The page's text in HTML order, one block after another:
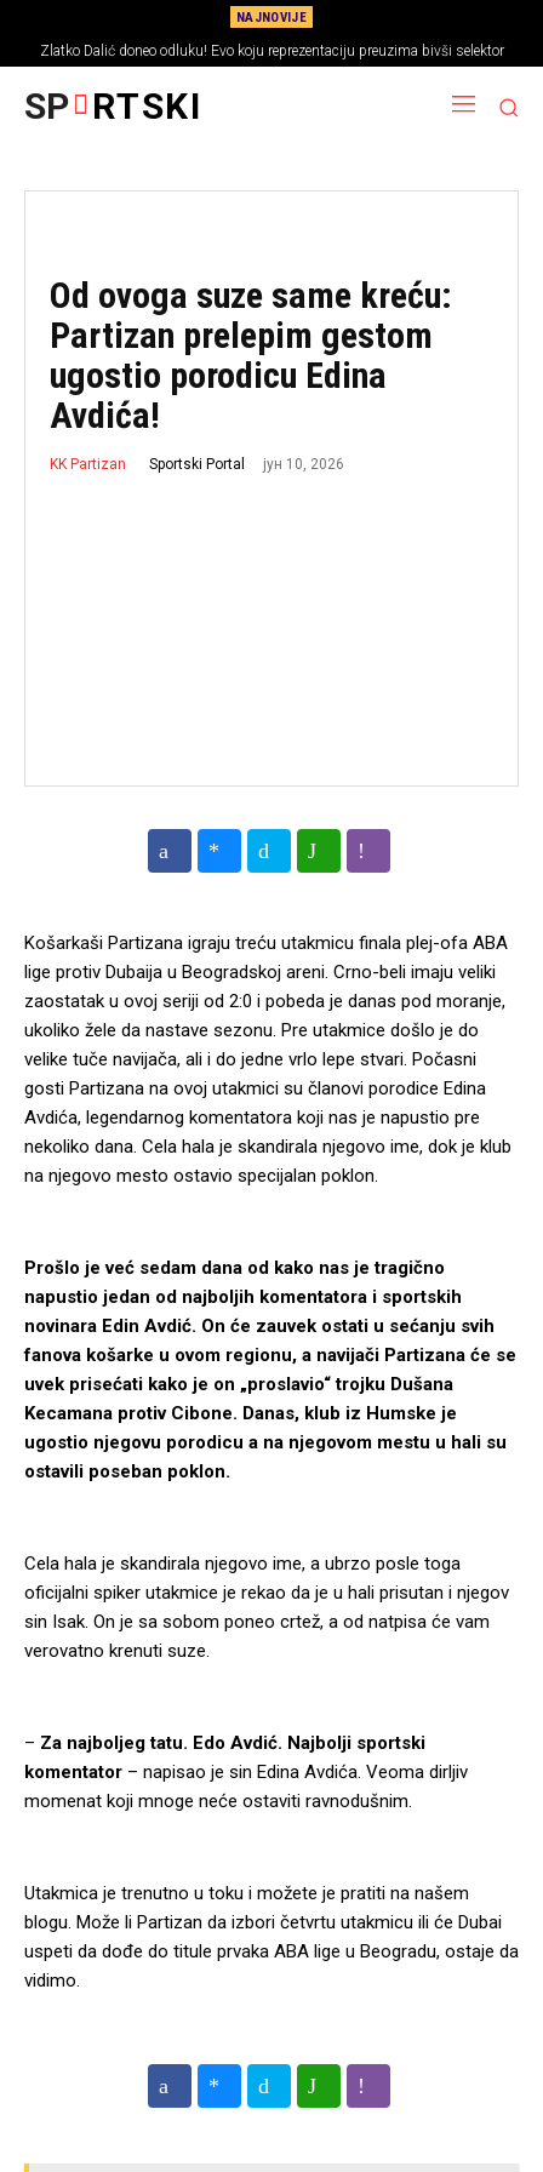
NAJNOVIJE
Zlatko Dalić doneo odluku! Evo koju reprezentaciju preuzima bivši selektor
Hrvatske
SP RTSKI
Od ovoga suze same kreću:
Partizan prelepim gestom
ugostio porodicu Edina
Avdića!
KK Partizan Sportski Portal јун 10, 2026
Košarkaši Partizana igraju treću utakmicu finala plej-ofa ABA
lige protiv Dubaija u Beogradskoj areni. Crno-beli imaju veliki
zaostatak u ovoj seriji od 2:0 i pobeda je danas pod moranje,
ukoliko žele da nastave sezonu. Pre utakmice došlo je do
velike tuče navijača, ali i do jedne vrlo lepe stvari. Počasni
gosti Partizana na ovoj utakmici su članovi porodice Edina
Avdića, legendarnog komentatora koji nas je napustio pre
nekoliko dana. Cela hala je skandirala njegovo ime, dok je klub
na njegovo mesto ostavio specijalan poklon.
Prošlo je već sedam dana od kako nas je tragično
napustio jedan od najboljih komentatora i sportskih
novinara Edin Avdić. On će zauvek ostati u sećanju svih
fanova košarke u ovom regionu, a navijači Partizana će se
uvek prisećati kako je on „proslavio“ trojku Dušana
Kecamana protiv Cibone. Danas, klub iz Humske je
ugostio njegovu porodicu a na njegovom mestu u hali su
ostavili poseban poklon.
Cela hala je skandirala njegovo ime, a ubrzo posle toga
oficijalni spiker utakmice je rekao da je u hali prisutan i njegov
sin Isak. On je sa sobom poneo crtež, a od natpisa će vam
verovatno krenuti suze.
– Za najboljeg tatu. Edo Avdić. Najbolji sportski
komentator – napisao je sin Edina Avdića. Veoma dirljiv
momenat koji mnoge neće ostaviti ravnodušnim.
Utakmica je trenutno u toku i možete je pratiti na našem
blogu. Može li Partizan da izbori četvrtu utakmicu ili će Dubai
uspeti da dođe do titule prvaka ABA lige u Beogradu, ostaje da
vidimo.